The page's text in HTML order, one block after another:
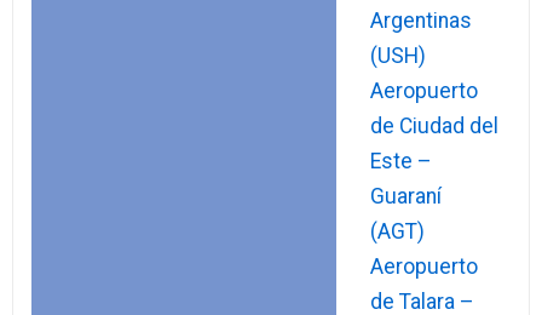
Argentinas
(USH)
Aeropuerto
de Ciudad del
Este –
Guaraní
(AGT)
Aeropuerto
de Talara –